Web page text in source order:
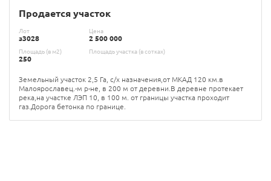
Продается участок
Лот
з3028
Цена
2 500 000
Площадь (в м2)
250
Площадь участка (в сотках)
Земельный участок 2,5 Га, с/х назначения,от МКАД 120 км.в
Малоярославец.-м р-не, в 200 м от деревни.В деревне протекает
река,на участке ЛЭП 10, в 100 м. от границы участка проходит
газ.Дорога бетонка по границе.